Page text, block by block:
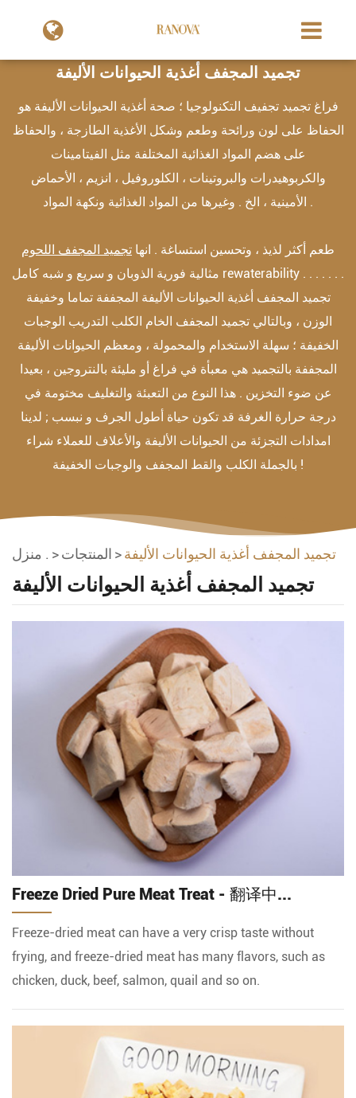
تجميد المجفف أغذية الحيوانات الأليفة
فراغ تجميد تجفيف التكنولوجيا ؛ صحة أغذية الحيوانات الأليفة هو
الحفاظ على لون ورائحة وطعم وشكل الأغذية الطازجة ، والحفاظ
على هضم المواد الغذائية المختلفة مثل الفيتامينات
والكربوهيدرات والبروتينات ، الكلوروفيل ، انزيم ، الأحماض
الأمينية ، الخ . وغيرها من المواد الغذائية ونكهة المواد .
تجميد المجفف اللحوم
مثالية فورية الذوبان و سريع و شبه كامل rewaterability . . . . . . .
تجميد المجفف أغذية الحيوانات الأليفة المجففة تماما وخفيفة
الوزن ، وبالتالي تجميد المجفف الخام الكلب التدريب الوجبات
الخفيفة ؛ سهلة الاستخدام والمحمولة ، ومعظم الحيوانات الأليفة
المجففة بالتجميد هي معبأة في فراغ أو مليئة بالنتروجين ، بعيدا
عن ضوء التخزين . هذا النوع من التعبئة والتغليف مختومة في
درجة حرارة الغرفة قد تكون حياة أطول الجرف و نبسب ; لدينا
امدادات التجزئة من الحيوانات الأليفة والأعلاف للعملاء شراء
بالجملة الكلب والقط المجفف والوجبات الخفيفة !
منزل . المنتجات تجميد المجفف أغذية الحيوانات الأليفة
تجميد المجفف أغذية الحيوانات الأليفة
Freeze Dried Pure Meat Treat - 翻译中...
Freeze-dried meat can have a very crisp taste without
frying, and freeze-dried meat has many flavors, such as
chicken, duck, beef, salmon, quail and so on.